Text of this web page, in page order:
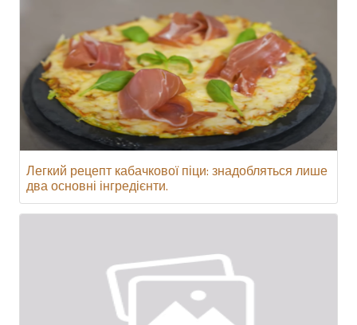
Легкий рецепт кабачкової піци: знадобляться лише
два основні інгредієнти.